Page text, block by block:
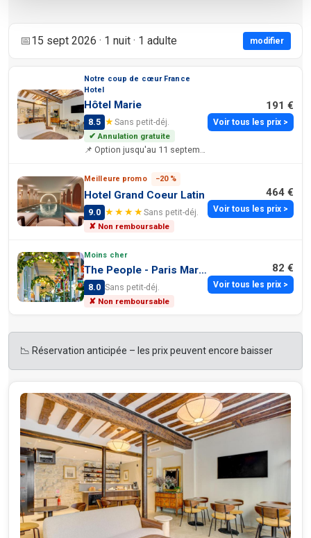
📅15 sept 2026 · 1 nuit · 1 adulte modifier
Notre coup de cœur France
Hotel
Hôtel Marie
8.5 ★Sans petit-déj.
✔ Annulation gratuite
191 €
Voir tous les prix >
Meilleure promo −20 %
Hotel Grand Coeur Latin
9.0 ★★★★Sans petit-déj.
✘ Non remboursable
464 €
Voir tous les prix >
Moins cher
The People - Paris Marais
8.0 Sans petit-déj.
✘ Non remboursable
82 €
Voir tous les prix >
📉 Réservation anticipée – les prix peuvent encore baisser